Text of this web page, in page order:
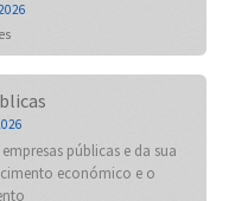
públicas e da sua
económico e o